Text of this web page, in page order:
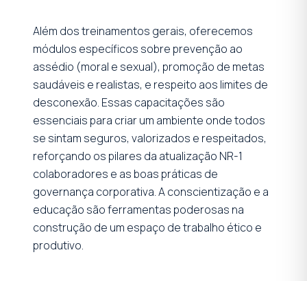
Além dos treinamentos gerais, oferecemos
módulos específicos sobre prevenção ao
assédio (moral e sexual), promoção de metas
saudáveis e realistas, e respeito aos limites de
desconexão. Essas capacitações são
essenciais para criar um ambiente onde todos
se sintam seguros, valorizados e respeitados,
reforçando os pilares da atualização NR-1
colaboradores e as boas práticas de
governança corporativa. A conscientização e a
educação são ferramentas poderosas na
construção de um espaço de trabalho ético e
produtivo.